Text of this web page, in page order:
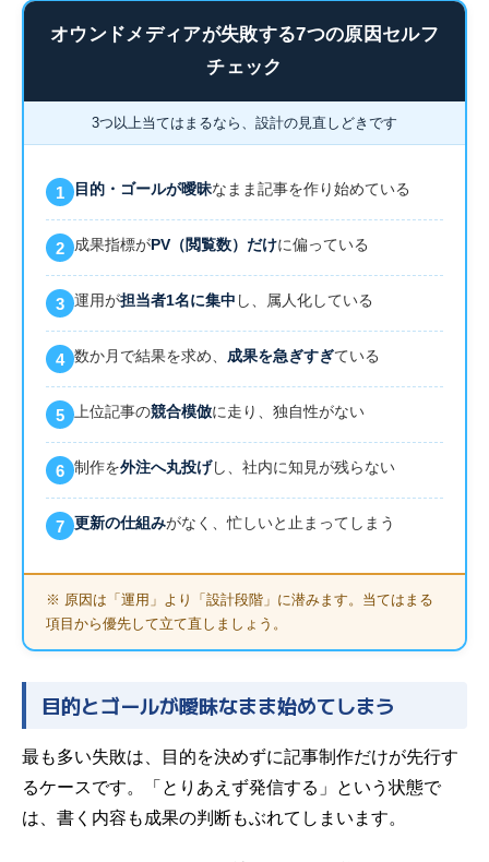
オウンドメディアが失敗する7つの原因セルフ
チェック
3つ以上当てはまるなら、設計の見直しどきです
1 目的・ゴールが曖昧なまま記事を作り始めている
2 成果指標が PV（閲覧数）だけに偏っている
3 運用が担当者1名に集中 し、属人化している
4 数か月で結果を求め、 成果を急ぎすぎている
5 上位記事の競合模倣に走り、独自性がない
6 制作を外注へ丸投げし、社内に知見が残らない
7 更新の仕組みがなく、忙しいと止まってしまう
※ 原因は「運用」より「設計段階」に潜みます。当てはまる
項目から優先して立て直しましょう。
目的とゴールが曖昧なまま始めてしまう
最も多い失敗は、目的を決めずに記事制作だけが先行す
るケースです。「とりあえず発信する」という状態で
は、書く内容も成果の判断もぶれてしまいます。